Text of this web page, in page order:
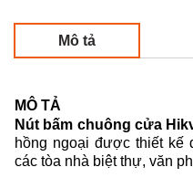
Mô tả
MÔ TẢ
Nút bấm chuông cửa
hồng ngoại được thiết kế
các tòa nhà biệt thự, văn